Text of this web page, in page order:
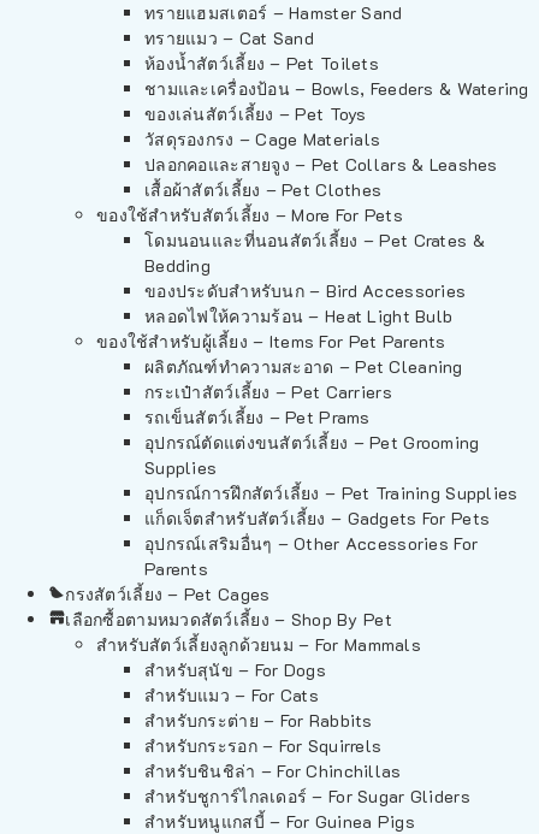
ทรายแฮมสเตอร์ – Hamster Sand
ทรายแมว – Cat Sand
ห้องน้ำสัตว์เลี้ยง – Pet Toilets
ชามและเครื่องป้อน – Bowls, Feeders & Watering
ของเล่นสัตว์เลี้ยง – Pet Toys
วัสดุรองกรง – Cage Materials
ปลอกคอและสายจูง – Pet Collars & Leashes
เสื้อผ้าสัตว์เลี้ยง – Pet Clothes
ของใช้สำหรับสัตว์เลี้ยง – More For Pets
โดมนอนและที่นอนสัตว์เลี้ยง – Pet Crates &
Bedding
ของประดับสำหรับนก – Bird Accessories
หลอดไฟให้ความร้อน – Heat Light Bulb
ของใช้สำหรับผู้เลี้ยง – Items For Pet Parents
ผลิตภัณฑ์ทำความสะอาด – Pet Cleaning
กระเป๋าสัตว์เลี้ยง – Pet Carriers
รถเข็นสัตว์เลี้ยง – Pet Prams
อุปกรณ์ตัดแต่งขนสัตว์เลี้ยง – Pet Grooming
Supplies
อุปกรณ์การฝึกสัตว์เลี้ยง – Pet Training Supplies
แก็ดเจ็ตสำหรับสัตว์เลี้ยง – Gadgets For Pets
อุปกรณ์เสริมอื่นๆ – Other Accessories For
Parents
กรงสัตว์เลี้ยง – Pet Cages
เลือกซื้อตามหมวดสัตว์เลี้ยง – Shop By Pet
สำหรับสัตว์เลี้ยงลูกด้วยนม – For Mammals
สำหรับสุนัข – For Dogs
สำหรับแมว – For Cats
สำหรับกระต่าย – For Rabbits
สำหรับกระรอก – For Squirrels
สำหรับชินชิล่า – For Chinchillas
สำหรับชูการ์ไกลเดอร์ – For Sugar Gliders
สำหรับหนูแกสบี้ – For Guinea Pigs